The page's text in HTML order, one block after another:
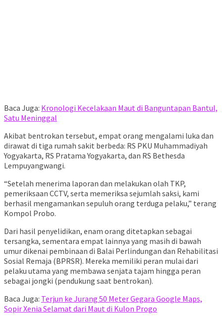
Baca Juga: Kronologi Kecelakaan Maut di Banguntapan Bantul,
Satu Meninggal
Akibat bentrokan tersebut, empat orang mengalami luka dan
dirawat di tiga rumah sakit berbeda: RS PKU Muhammadiyah
Yogyakarta, RS Pratama Yogyakarta, dan RS Bethesda
Lempuyangwangi.
“Setelah menerima laporan dan melakukan olah TKP,
pemeriksaan CCTV, serta memeriksa sejumlah saksi, kami
berhasil mengamankan sepuluh orang terduga pelaku,” terang
Kompol Probo.
Dari hasil penyelidikan, enam orang ditetapkan sebagai
tersangka, sementara empat lainnya yang masih di bawah
umur dikenai pembinaan di Balai Perlindungan dan Rehabilitasi
Sosial Remaja (BPRSR). Mereka memiliki peran mulai dari
pelaku utama yang membawa senjata tajam hingga peran
sebagai jongki (pendukung saat bentrokan).
Baca Juga: Terjun ke Jurang 50 Meter Gegara Google Maps,
Sopir Xenia Selamat dari Maut di Kulon Progo